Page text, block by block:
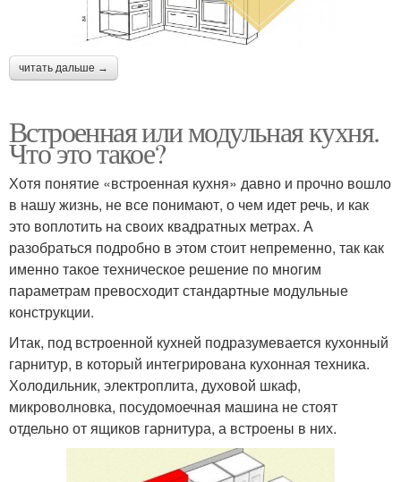
читать дальше →
Встроенная или модульная кухня.
Что это такое?
Хотя понятие «встроенная кухня» давно и прочно вошло
в нашу жизнь, не все понимают, о чем идет речь, и как
это воплотить на своих квадратных метрах. А
разобраться подробно в этом стоит непременно, так как
именно такое техническое решение по многим
параметрам превосходит стандартные модульные
конструкции.
Итак, под встроенной кухней подразумевается кухонный
гарнитур, в который интегрирована кухонная техника.
Холодильник, электроплита, духовой шкаф,
микроволновка, посудомоечная машина не стоят
отдельно от ящиков гарнитура, а встроены в них.